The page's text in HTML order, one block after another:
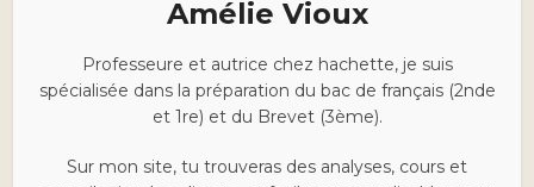
Amélie Vioux
Professeure et autrice chez hachette, je suis
spécialisée dans la préparation du bac de français (2nde
et 1re) et du Brevet (3ème).
Sur mon site, tu trouveras des analyses, cours et